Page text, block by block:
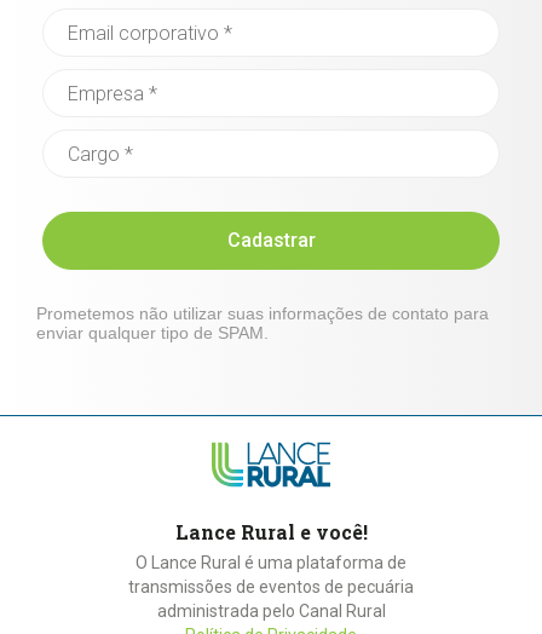
Cadastrar
Prometemos não utilizar suas informações de contato para
enviar qualquer tipo de SPAM.
Lance Rural e você!
O Lance Rural é uma plataforma de
transmissões de eventos de pecuária
administrada pelo Canal Rural